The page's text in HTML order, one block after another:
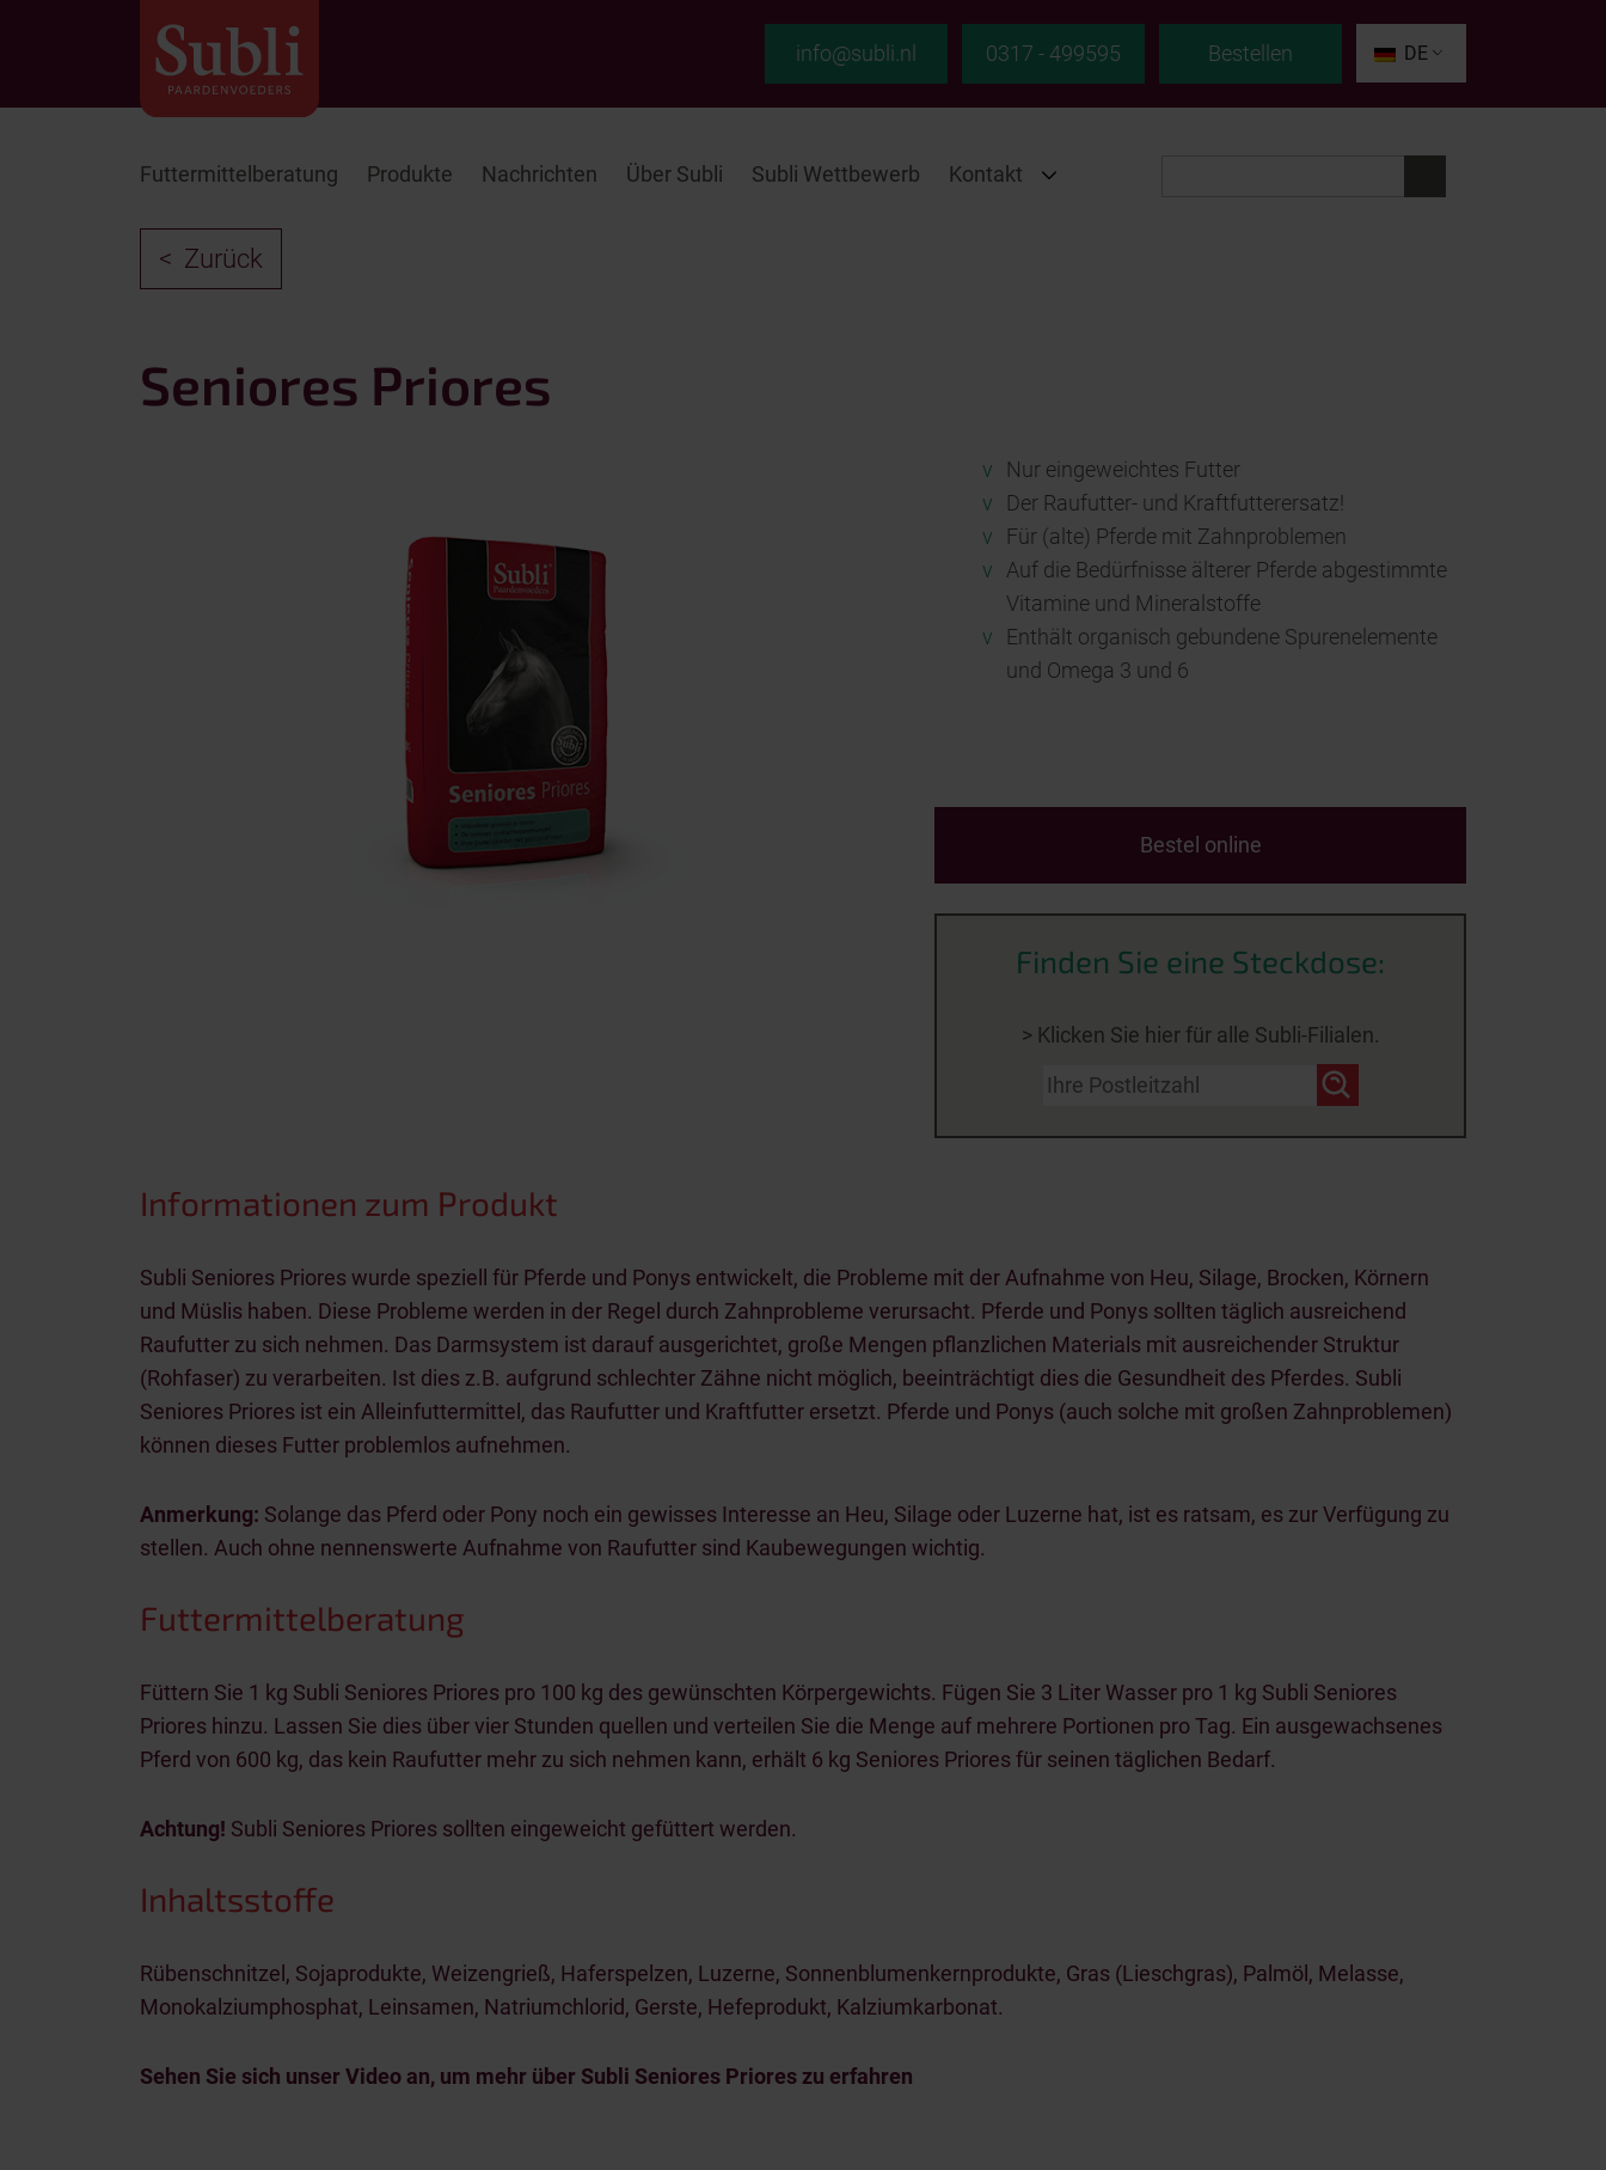
info@subli.nl 0317 - 499595 Bestellen DE
Futtermittelberatung Produkte Nachrichten Über Subli Subli Wettbewerb Kontakt
Zurück
Seniores Priores
v
Nur eingeweichtes Futter
v
Der Raufutter- und Kraftfutterersatz!
v
Für (alte) Pferde mit Zahnproblemen
v
Auf die Bedürfnisse älterer Pferde abgestimmte
Vitamine und Mineralstoffe
v
Enthält organisch gebundene Spurenelemente
und Omega 3 und 6
Bestel online
Finden Sie eine Steckdose:
> Klicken Sie hier für alle Subli-Filialen.
Informationen zum Produkt
Subli Seniores Priores wurde speziell für Pferde und Ponys entwickelt, die Probleme mit der Aufnahme von Heu, Silage, Brocken, Körnern
und Müslis haben. Diese Probleme werden in der Regel durch Zahnprobleme verursacht. Pferde und Ponys sollten täglich ausreichend
Raufutter zu sich nehmen. Das Darmsystem ist darauf ausgerichtet, große Mengen pflanzlichen Materials mit ausreichender Struktur
(Rohfaser) zu verarbeiten. Ist dies z.B. aufgrund schlechter Zähne nicht möglich, beeinträchtigt dies die Gesundheit des Pferdes. Subli
Seniores Priores ist ein Alleinfuttermittel, das Raufutter und Kraftfutter ersetzt. Pferde und Ponys (auch solche mit großen Zahnproblemen)
können dieses Futter problemlos aufnehmen.
Anmerkung: Solange das Pferd oder Pony noch ein gewisses Interesse an Heu, Silage oder Luzerne hat, ist es ratsam, es zur Verfügung zu
stellen. Auch ohne nennenswerte Aufnahme von Raufutter sind Kaubewegungen wichtig.
Futtermittelberatung
Füttern Sie 1 kg Subli Seniores Priores pro 100 kg des gewünschten Körpergewichts. Fügen Sie 3 Liter Wasser pro 1 kg Subli Seniores
Priores hinzu. Lassen Sie dies über vier Stunden quellen und verteilen Sie die Menge auf mehrere Portionen pro Tag. Ein ausgewachsenes
Pferd von 600 kg, das kein Raufutter mehr zu sich nehmen kann, erhält 6 kg Seniores Priores für seinen täglichen Bedarf.
Achtung! Subli Seniores Priores sollten eingeweicht gefüttert werden.
Inhaltsstoffe
Rübenschnitzel, Sojaprodukte, Weizengrieß, Haferspelzen, Luzerne, Sonnenblumenkernprodukte, Gras (Lieschgras), Palmöl, Melasse,
Monokalziumphosphat, Leinsamen, Natriumchlorid, Gerste, Hefeprodukt, Kalziumkarbonat.
Sehen Sie sich unser Video an, um mehr über Subli Seniores Priores zu erfahren